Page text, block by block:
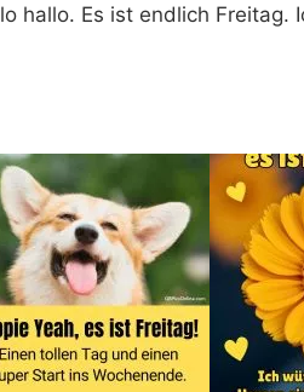
hallo. Es ist endlich Freitag.